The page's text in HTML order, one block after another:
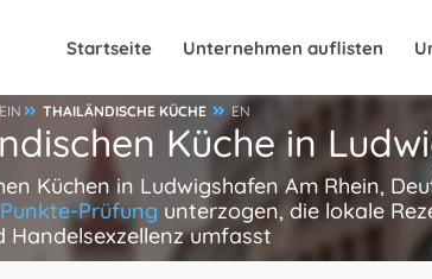
Startseite Unternehmen auflisten
THAILÄNDISCHE KÜCHE EN
Küche in
Küchen in Ludwigshafen Am Rhein,
Prüfung unterzogen, die lokale
Handelsexzellenz umfasst